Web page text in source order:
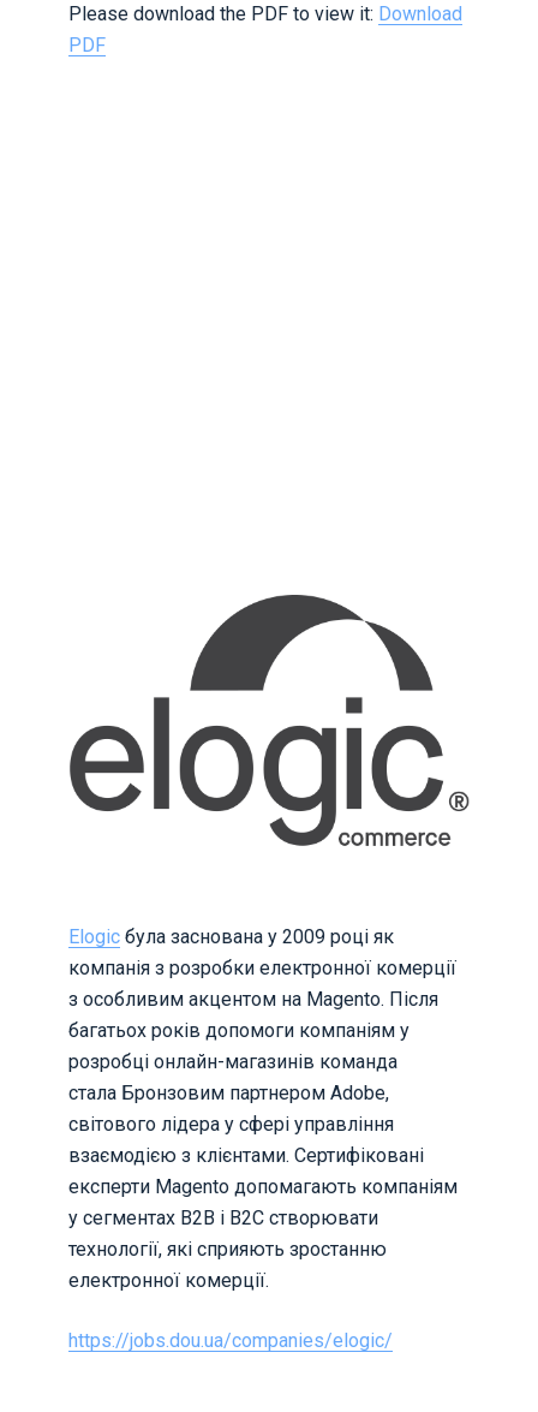
Please download the PDF to view it: Download
PDF
Elogicбула заснована у 2009 році як
компанія з розробки електронної комерції
з особливим акцентом на Magento. Після
багатьох років допомоги компаніям у
розробці онлайн-магазинів команда
стала Бронзовим партнером Adobe,
світового лідера у сфері управління
взаємодією з клієнтами. Сертифіковані
експерти Magento допомагають компаніям
у сегментах B2B і B2C створювати
технології, які сприяють зростанню
електронної комерції.
https://jobs.dou.ua/companies/elogic/